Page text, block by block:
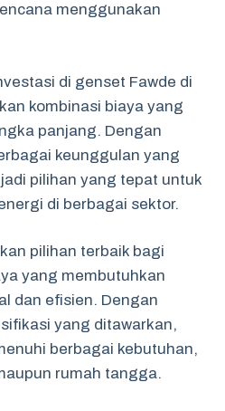
menggunakan
di genset Fawde di
kombinasi biaya yang
panjang. Dengan
keunggulan yang
pilihan yang tepat untuk
di berbagai sektor.
pilihan terbaik bagi
yang membutuhkan
dan efisien. Dengan
yang ditawarkan,
berbagai kebutuhan,
rumah tangga.